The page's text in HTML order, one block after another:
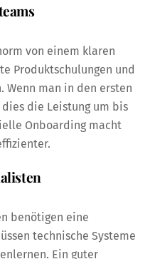
von einem klaren
Produktschulungen und
Wenn man in den ersten
die Leistung um bis
Onboarding macht
benötigen eine
technische Systeme
Ein guter